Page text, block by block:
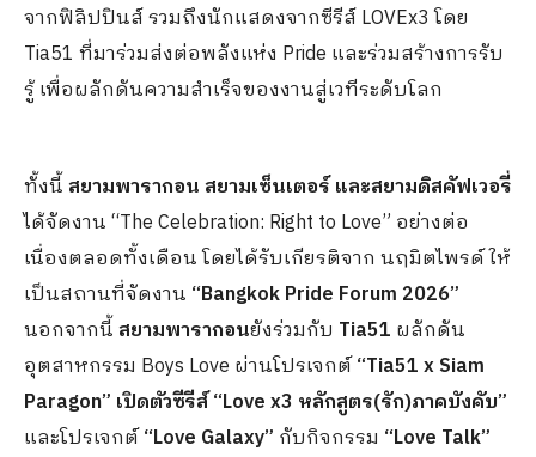
จากฟิลิปปินส์ รวมถึงนักแสดงจากซีรีส์ LOVEx3 โดย
Tia51 ที่มาร่วมส่งต่อพลังแห่ง Pride และร่วมสร้างการรับ
รู้ เพื่อผลักดันความสำเร็จของงานสู่เวทีระดับโลก
ทั้งนี้สยามพารากอน สยามเซ็นเตอร์ และสยามดิสคัฟเวอรี่
ได้จัดงาน “The Celebration: Right to Love” อย่างต่อ
เนื่องตลอดทั้งเดือน โดยได้รับเกียรติจาก นฤมิตไพรด์ ให้
เป็นสถานที่จัดงาน “Bangkok Pride Forum 2026”
นอกจากนี้สยามพารากอนยังร่วมกับ Tia51 ผลักดัน
อุตสาหกรรม Boys Love ผ่านโปรเจกต์“Tia51 x Siam
Paragon” เปิดตัวซีรีส์ “Love x3 หลักสูตร(รัก)ภาคบังคับ”
และโปรเจกต์“Love Galaxy” กับกิจกรรม “Love Talk”